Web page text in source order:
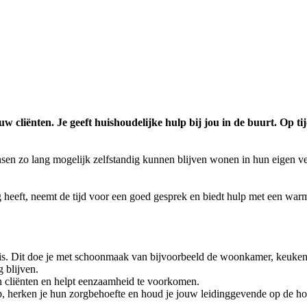
cliënten. Je geeft huishoudelijke hulp bij jou in de buurt. Op
zo lang mogelijk zelfstandig kunnen blijven wonen in hun eigen
neemt de tijd voor een goed gesprek en biedt hulp met een
Dit doe je met schoonmaak van bijvoorbeeld de woonkamer,
blijven.
en helpt eenzaamheid te voorkomen.
je hun zorgbehoefte en houd je jouw leidinggevende op de